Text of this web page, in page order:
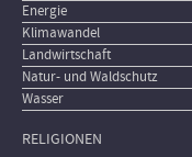
Energie
Klimawandel
Landwirtschaft
Natur- und Waldschutz
Wasser
RELIGIONEN